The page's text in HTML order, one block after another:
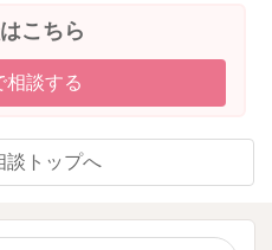
こちら
相談する
談トップへ